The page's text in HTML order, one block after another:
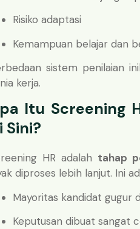
Risiko adaptasi
Kemampuan belajar dan
sistem penilaian
kerja.
Itu Screening
Sini?
HR adalah tahap
diproses lebih lanjut. Ini
Mayoritas kandidat gugur
Keputusan dibuat sangat